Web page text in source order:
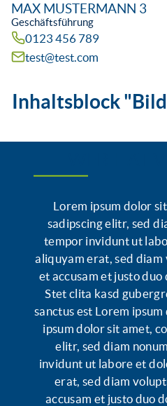
MAX MUSTERMANN 3
Geschäftsführung
0123 456 789
test@test.com
Inhaltsblock
Lorem ipsum dolor
sadipscing elitr, sed
tempor invidunt ut
aliquyam erat, sed diam
et accusam et justo
Stet clita kasd
sanctus est Lorem
ipsum dolor sit amet,
elitr, sed diam
invidunt ut labore et
erat, sed diam
accusam et justo duo